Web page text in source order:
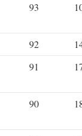
93
92
91
90